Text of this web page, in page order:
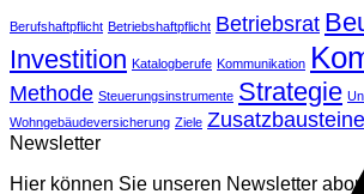
Berufshaftpflicht Betriebshaftpflicht Betriebsrat
Investition Katalogberufe Kommunikation
Methode Steuerungsinstrumente Strategie
Wohngebäudeversicherung Ziele Zusatzbausteine
Newsletter
Hier können Sie unseren Newsletter